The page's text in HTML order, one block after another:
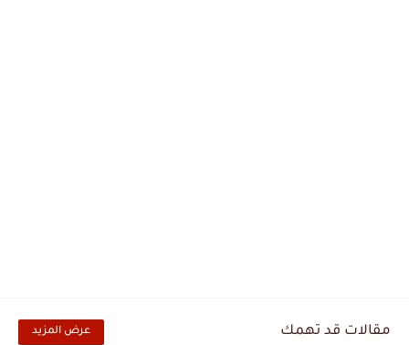
مقالات قد تهمك عرض المزيد